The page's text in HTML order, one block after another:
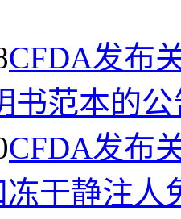
CFDA发布
书范本的公
CFDA发布
冻干静注